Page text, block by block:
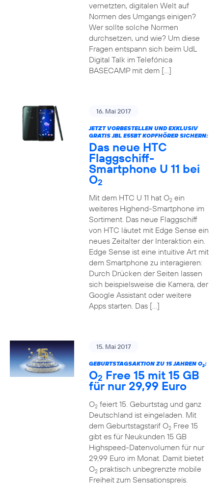
vernetzten, digitalen Welt auf
Normen des Umgangs einigen?
Wer sollte solche Normen
durchsetzen, und wie? Um diese
Fragen entspann sich beim UdL
Digital Talk im Telefónica
BASECAMP mit dem […]
16. Mai 2017
JETZT VORBESTELLEN UND EXKLUSIV
GRATIS JBL E55BT KOPFHÖRER SICHERN:
Das neue HTC
Flaggschiff-
Smartphone U 11 bei
O2
Mit dem HTC U 11 hat O2ein
weiteres Highend-Smartphone im
Sortiment. Das neue Flaggschiff
von HTC läutet mit Edge Sense ein
neues Zeitalter der Interaktion ein.
Edge Sense ist eine intuitive Art mit
dem Smartphone zu interagieren:
Durch Drücken der Seiten lassen
sich beispielsweise die Kamera, der
Google Assistant oder weitere
Apps starten. Das […]
15. Mai 2017
GEBURTSTAGSAKTION ZU 15 JAHREN O2:
O2 Free 15 mit 15 GB
für nur 29,99 Euro
O2feiert 15. Geburtstag und ganz
Deutschland ist eingeladen. Mit
dem Geburtstagstarif O2Free 15
gibt es für Neukunden 15 GB
Highspeed-Datenvolumen für nur
29,99 Euro im Monat. Damit bietet
O2praktisch unbegrenzte mobile
Freiheit zum Sensationspreis.